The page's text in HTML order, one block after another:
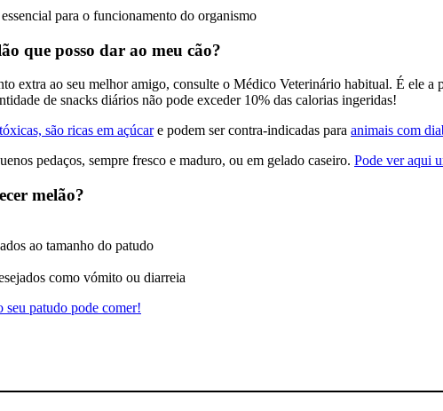
para o funcionamento do organismo
que posso dar ao meu cão?
extra ao seu melhor amigo, consulte o Médico Veterinário habitual. É ele
de snacks diários não pode exceder 10% das calorias ingeridas!
são ricas em açúcare podem ser contra-indicadas para animais com
pedaços, sempre fresco e maduro, ou em gelado caseiro. Pode ver aqui
melão?
ao tamanho do patudo
como vómito ou diarreia
seu patudo pode comer!